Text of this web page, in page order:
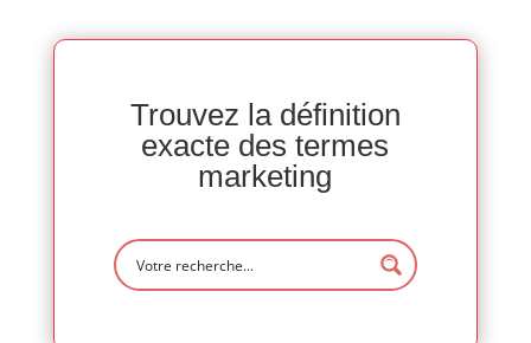
Trouvez la définition
exacte des termes
marketing